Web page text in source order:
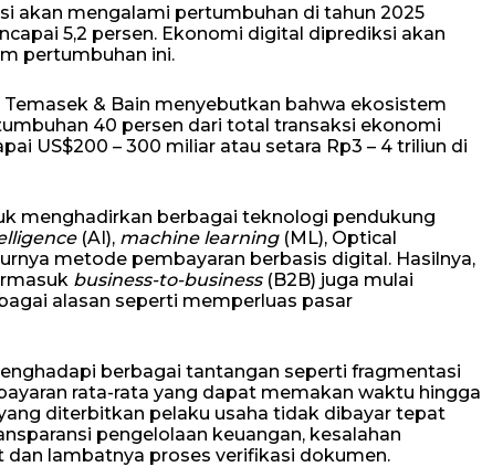
akan mengalami pertumbuhan di tahun 2025
5,2 persen. Ekonomi digital diprediksi akan
pertumbuhan ini.
& Bain menyebutkan bahwa ekosistem
40 persen dari total transaksi ekonomi
US$200 – 300 miliar atau setara Rp3 – 4 triliun di
menghadirkan berbagai teknologi pendukung
(AI), machine learning (ML), Optical
metode pembayaran berbasis digital. Hasilnya,
business-to-business (B2B) juga mulai
alasan seperti memperluas pasar
berbagai tantangan seperti fragmentasi
rata-rata yang dapat memakan waktu hingga
diterbitkan pelaku usaha tidak dibayar tepat
pengelolaan keuangan, kesalahan
lambatnya proses verifikasi dokumen.